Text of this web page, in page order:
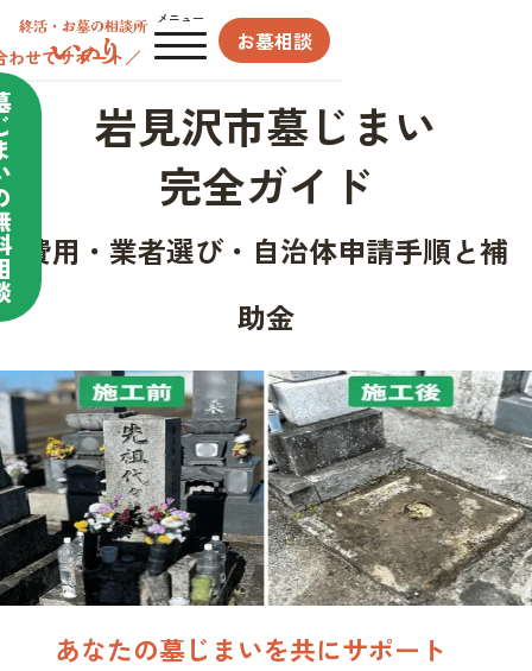
メニュー
お墓相談
わせてサポート／
岩見沢市墓じまい
完全ガイド
費用・業者選び・自治体申請手順と補
助金
あなたの墓じまいを共にサポート